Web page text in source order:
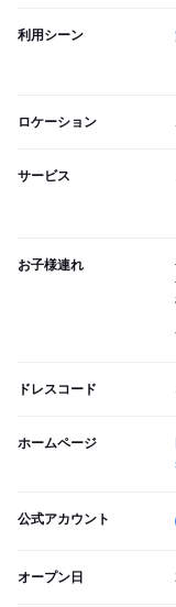
利用シーン
ロケーション
サービス
お子様連れ
ドレスコード
ホームページ
公式アカウント
オープン日